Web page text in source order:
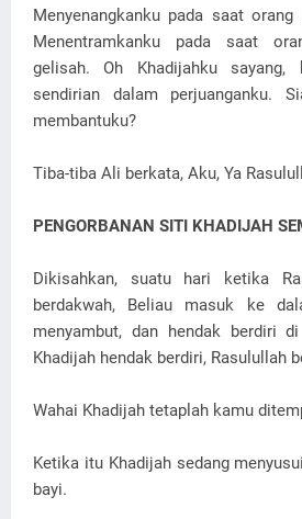
Menyenangkanku pada saat orang
Menentramkanku pada saat
gelisah. Oh Khadijahku sayang,
sendirian dalam perjuanganku.
membantuku?
Tiba-tiba Ali berkata, Aku, Ya
PENGORBANAN SITI KHADIJAH
Dikisahkan, suatu hari ketika
berdakwah, Beliau masuk ke
menyambut, dan hendak berdiri
Khadijah hendak berdiri, Rasulullah
Wahai Khadijah tetaplah kamu
Ketika itu Khadijah sedang
bayi.